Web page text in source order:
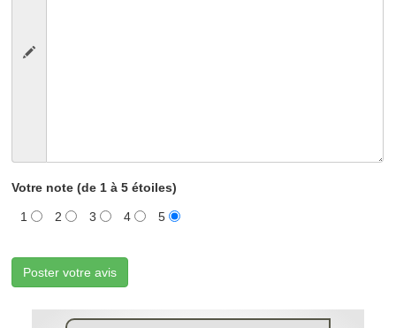
Votre note (de 1 à 5 étoiles)
1 2 3 4 5
Poster votre avis